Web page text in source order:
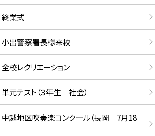
業式
出警察署長様来校
レクリエーション
テスト（３年生 社会）
越地区吹奏楽コンクール（長岡 7月18